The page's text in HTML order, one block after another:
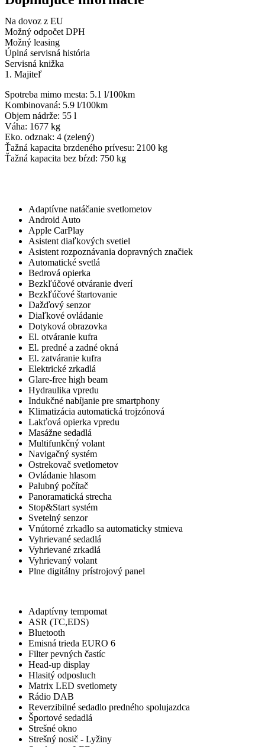
Na dovoz z EU
Možný odpočet DPH
Možný leasing
Úplná servisná história
Servisná knižka
1. Majiteľ
Spotreba mimo mesta: 5.1 l/100km
Kombinovaná: 5.9 l/100km
Objem nádrže: 55 l
Váha: 1677 kg
Eko. odznak: 4 (zelený)
Ťažná kapacita brzdeného prívesu: 2100 kg
Ťažná kapacita bez bŕzd: 750 kg
Adaptívne natáčanie svetlometov
Android Auto
Apple CarPlay
Asistent diaľkových svetiel
Asistent rozpoznávania dopravných značiek
Automatické svetlá
Bedrová opierka
Bezkľúčové otváranie dverí
Bezkľúčové štartovanie
Dažďový senzor
Diaľkové ovládanie
Dotyková obrazovka
El. otváranie kufra
El. predné a zadné okná
El. zatváranie kufra
Elektrické zrkadlá
Glare-free high beam
Hydraulika vpredu
Indukčné nabíjanie pre smartphony
Klimatizácia automatická trojzónová
Lakťová opierka vpredu
Masážne sedadlá
Multifunkčný volant
Navigačný systém
Ostrekovač svetlometov
Ovládanie hlasom
Palubný počítač
Panoramatická strecha
Stop&Start systém
Svetelný senzor
Vnútorné zrkadlo sa automaticky stmieva
Vyhrievané sedadlá
Vyhrievané zrkadlá
Vyhrievaný volant
Plne digitálny prístrojový panel
Adaptívny tempomat
ASR (TC,EDS)
Bluetooth
Emisná trieda EURO 6
Filter pevných častíc
Head-up display
Hlasitý odposluch
Matrix LED svetlomety
Rádio DAB
Reverzibilné sedadlo predného spolujazdca
Športové sedadlá
Strešné okno
Strešný nosič - Lyžiny